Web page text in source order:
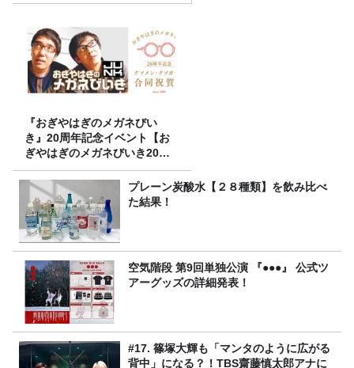
『おぎやはぎのメガネびい
き』20周年記念イベント【お
ぎやはぎのメガネびいき20周
年記念～クソメン・クソガー
ル合同祝賀会～】開催決定！プレーン炭酸水【２８種類】を飲み比べ
た結果！
空気階段 第9回単独公演 『●●●』 公式ツ
アーグッズの詳細発表！
#17. 篠塚大輝も「マンタのように広がる
背中」になる？！TBS齋藤慎太郎アナに